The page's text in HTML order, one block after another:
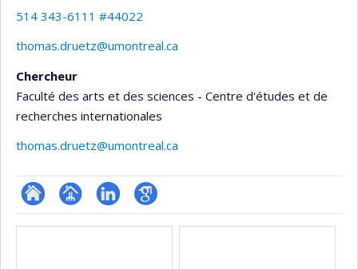
514 343-6111 #44022
thomas.druetz@umontreal.ca
Chercheur
Faculté des arts et des sciences - Centre d'études et de
recherches internationales
thomas.druetz@umontreal.ca
ResearchGate
Page LinkedInGoogle
Médias